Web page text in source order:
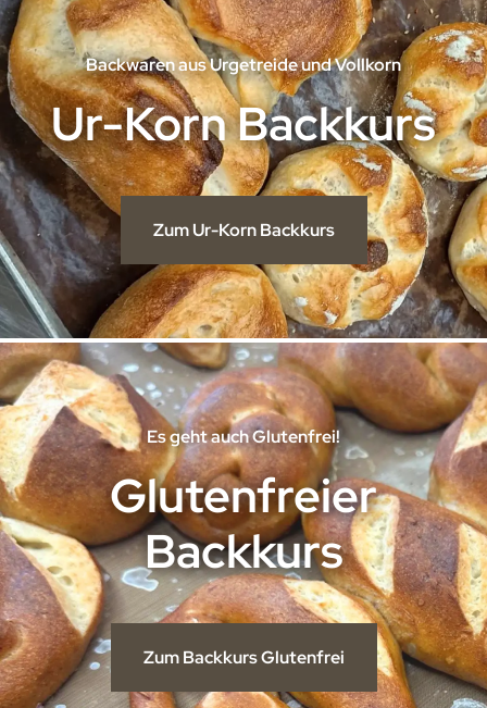
Backwaren aus Urgetreide und Vollkorn
Ur-Korn Backkurs
Zum Ur-Korn Backkurs
Es geht auch Glutenfrei!
Glutenfreier
Backkurs
Zum Backkurs Glutenfrei